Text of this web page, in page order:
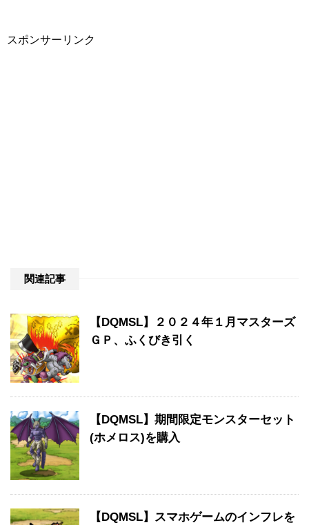
スポンサーリンク
関連記事
【DQMSL】２０２４年１月マスターズ
ＧＰ、ふくびき引く
【DQMSL】期間限定モンスターセット
(ホメロス)を購入
【DQMSL】スマホゲームのインフレを